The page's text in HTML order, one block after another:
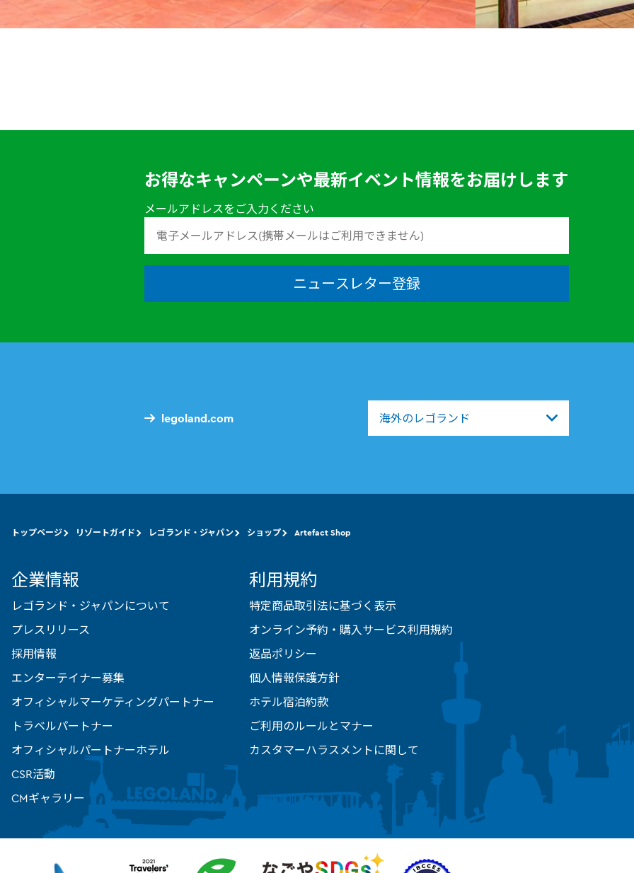
お得なキャンペーンや最新イベント情報をお届けします
メールアドレスをご入力ください
ニュースレター登録
legoland.com 海外のレゴランド
トップページ リゾートガイド レゴランド・ジャパン ショップ Artefact Shop
企業情報
レゴランド・ジャパンについて
プレスリリース
採用情報
エンターテイナー募集
オフィシャルマーケティングパートナー
トラベルパートナー
オフィシャルパートナーホテル
CSR活動
CMギャラリー
利用規約
特定商品取引法に基づく表示
オンライン予約・購入サービス利用規約
返品ポリシー
個人情報保護方針
ホテル宿泊約款
ご利用のルールとマナー
カスタマーハラスメントに関して